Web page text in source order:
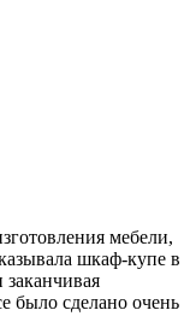
мебели,
шкаф-купе в
было сделано очень